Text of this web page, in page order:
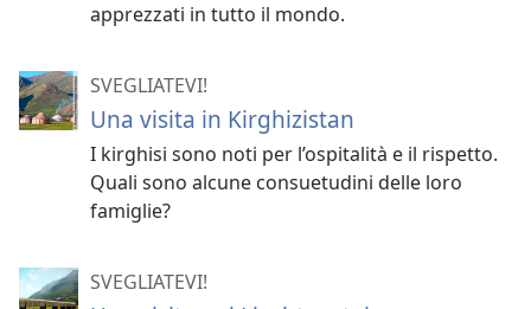
apprezzati in tutto il mondo.
SVEGLIATEVI!
Una visita in Kirghizistan
I kirghisi sono noti per l’ospitalità e il rispetto.
Quali sono alcune consuetudini delle loro
famiglie?
SVEGLIATEVI!